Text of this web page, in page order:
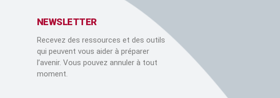
NEWSLETTER
Recevez des ressources et des outils
qui peuvent vous aider à préparer
l’avenir. Vous pouvez annuler à tout
moment.